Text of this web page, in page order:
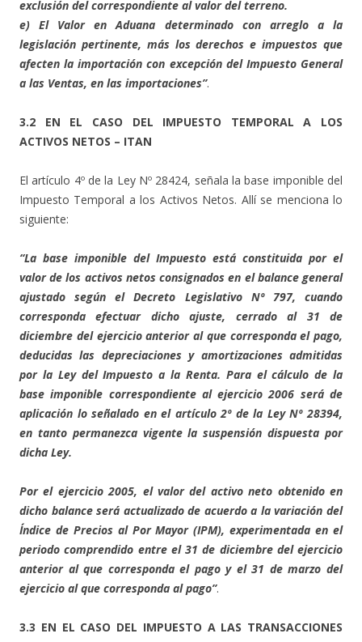
exclusión del correspondiente al valor del terreno.
e) El Valor en Aduana determinado con arreglo a la
legislación pertinente, más los derechos e impuestos que
afecten la importación con excepción del Impuesto General
a las Ventas, en las importaciones”.
3.2 EN EL CASO DEL IMPUESTO TEMPORAL A LOS
ACTIVOS NETOS – ITAN
El artículo 4º de la Ley Nº 28424, señala la base imponible del
Impuesto Temporal a los Activos Netos. Allí se menciona lo
siguiente:
“La base imponible del Impuesto está constituida por el
valor de los activos netos consignados en el balance general
ajustado según el Decreto Legislativo Nº 797, cuando
corresponda efectuar dicho ajuste, cerrado al 31 de
diciembre del ejercicio anterior al que corresponda el pago,
deducidas las depreciaciones y amortizaciones admitidas
por la Ley del Impuesto a la Renta. Para el cálculo de la
base imponible correspondiente al ejercicio 2006 será de
aplicación lo señalado en el artículo 2º de la Ley Nº 28394,
en tanto permanezca vigente la suspensión dispuesta por
dicha Ley.
Por el ejercicio 2005, el valor del activo neto obtenido en
dicho balance será actualizado de acuerdo a la variación del
Índice de Precios al Por Mayor (IPM), experimentada en el
periodo comprendido entre el 31 de diciembre del ejercicio
anterior al que corresponda el pago y el 31 de marzo del
ejercicio al que corresponda al pago”.
3.3 EN EL CASO DEL IMPUESTO A LAS TRANSACCIONES